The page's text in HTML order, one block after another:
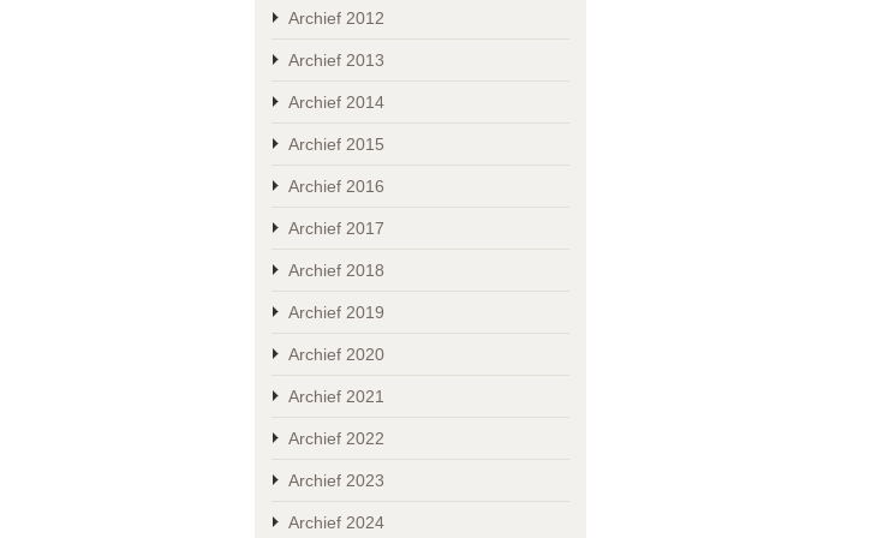
Archief 2012
Archief 2013
Archief 2014
Archief 2015
Archief 2016
Archief 2017
Archief 2018
Archief 2019
Archief 2020
Archief 2021
Archief 2022
Archief 2023
Archief 2024